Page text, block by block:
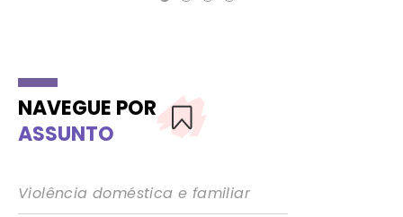
NAVEGUE POR
ASSUNTO
Violência doméstica e familiar